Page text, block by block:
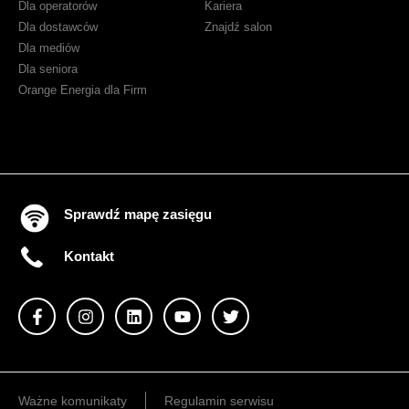
Dla operatorów
Dla dostawców
Dla mediów
Dla seniora
Orange Energia dla Firm
Kariera
Znajdź salon
Sprawdź mapę zasięgu
Kontakt
Ważne komunikaty Regulamin serwisu